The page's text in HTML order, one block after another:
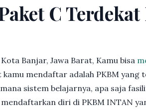
C
Banjar, Jawa Barat, Kamu bisa
kamu mendaftar adalah PKBM
sistem belajarnya, apa saja
mendaftarkan diri di PKBM INTAN